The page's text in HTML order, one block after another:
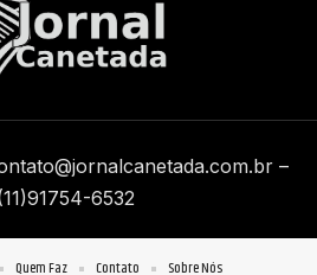
–
6532
Quem Faz Contato Sobre Nós